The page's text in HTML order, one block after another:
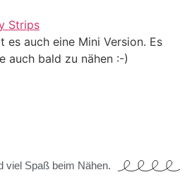
Strips
es auch eine Mini Version. Es
auch bald zu nähen :-)
viel Spaß beim Nähen.